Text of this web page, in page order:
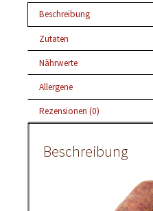
Beschreibung
Zutaten
Nährwerte
Allergene
Rezensionen (0)
Beschreibung